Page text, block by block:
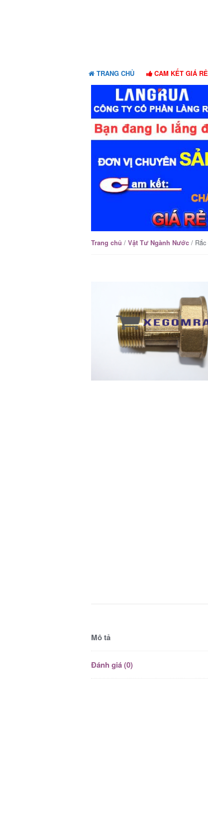
TRANG CHỦ CAM KẾT GIÁ
Trang chủ /Vật Tư Ngành Nước / Rắc
Mô tả
Đánh giá (0)